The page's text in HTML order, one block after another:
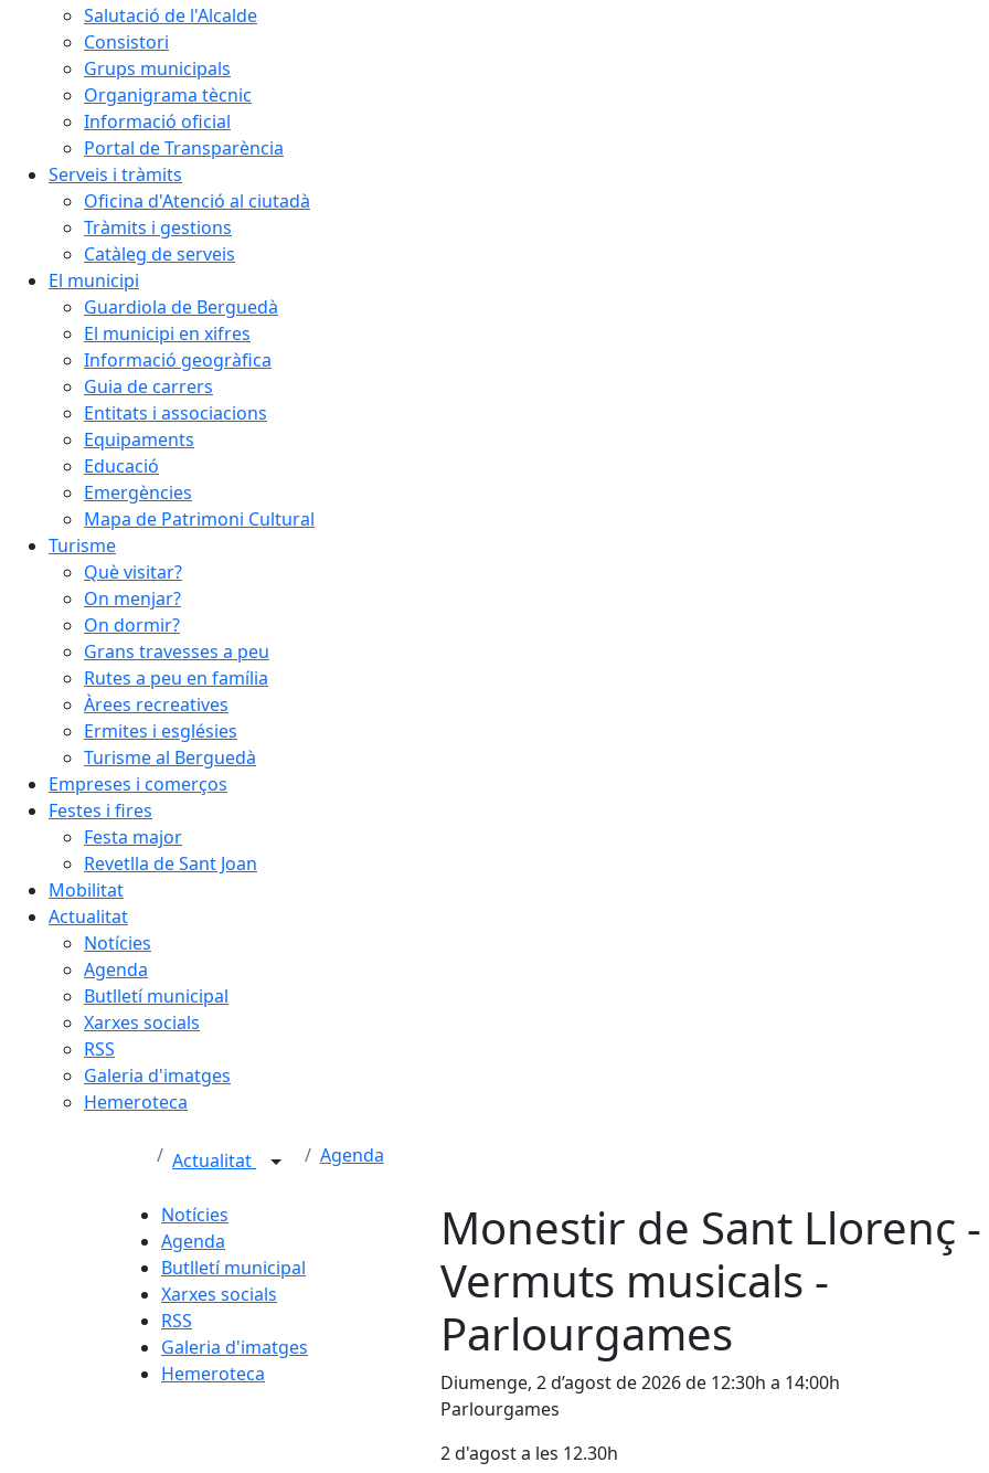
Salutació de l'Alcalde
Consistori
Grups municipals
Organigrama tècnic
Informació oficial
Portal de Transparència
Serveis i tràmits
Oficina d'Atenció al ciutadà
Tràmits i gestions
Catàleg de serveis
El municipi
Guardiola de Berguedà
El municipi en xifres
Informació geogràfica
Guia de carrers
Entitats i associacions
Equipaments
Educació
Emergències
Mapa de Patrimoni Cultural
Turisme
Què visitar?
On menjar?
On dormir?
Grans travesses a peu
Rutes a peu en família
Àrees recreatives
Ermites i esglésies
Turisme al Berguedà
Empreses i comerços
Festes i fires
Festa major
Revetlla de Sant Joan
Mobilitat
Actualitat
Notícies
Agenda
Butlletí municipal
Xarxes socials
RSS
Galeria d'imatges
Hemeroteca
Actualitat Agenda
Notícies
Agenda
Butlletí municipal
Xarxes socials
RSS
Galeria d'imatges
Hemeroteca
Monestir de Sant Llorenç -
Vermuts musicals -
Parlourgames
Diumenge, 2 d’agost de 2026 de 12:30h a 14:00h
Parlourgames
2 d'agost a les 12.30h